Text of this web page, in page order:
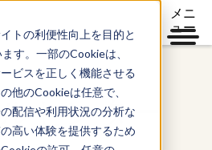
トの利便性向上を目的と
す。一部のCookieは、
ビスを正しく機能させる
他のCookieは任意で、
配信や利用状況の分析な
高い体験を提供するため
メニ
ュー
センター